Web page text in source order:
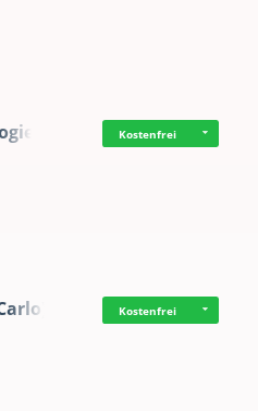
Kostenfrei
Kostenfrei